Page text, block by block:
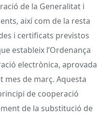
de la Generalitat i
així com de la resta
i certificats previstos
estableix l’Ordenança
electrònica, aprovada
mes de març. Aquesta
de cooperació
de la substitució de